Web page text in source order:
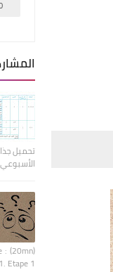
تحميل
: (20mn)
1. Etape 1 : …